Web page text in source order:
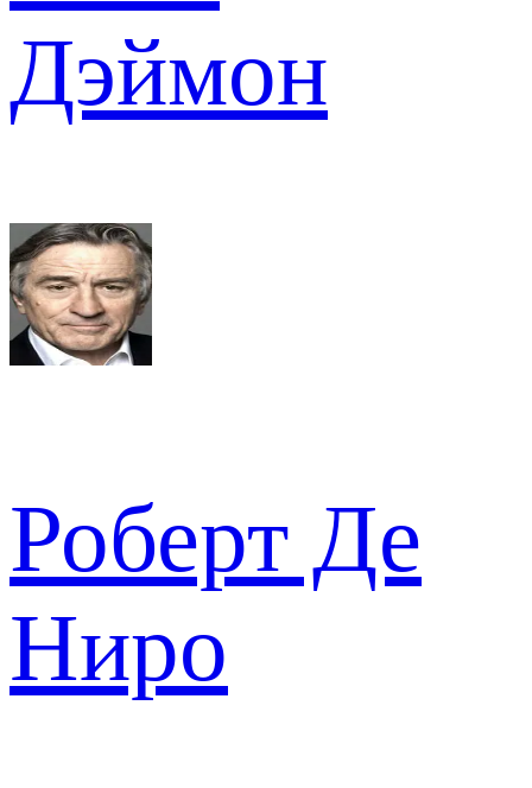
Дэймон
Роберт Де
Ниро